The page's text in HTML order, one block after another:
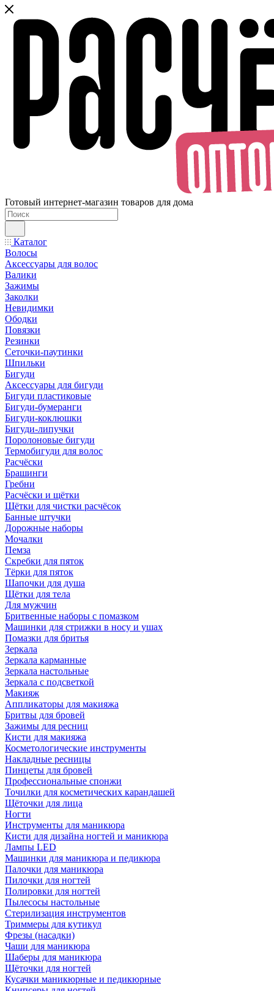
Готовый интернет-магазин товаров для дома
Каталог
Волосы
Аксессуары для волос
Валики
Зажимы
Заколки
Невидимки
Ободки
Повязки
Резинки
Сеточки-паутинки
Шпильки
Бигуди
Аксессуары для бигуди
Бигуди пластиковые
Бигуди-бумеранги
Бигуди-коклюшки
Бигуди-липучки
Поролоновые бигуди
Термобигуди для волос
Расчёски
Брашинги
Гребни
Расчёски и щётки
Щётки для чистки расчёсок
Банные штучки
Дорожные наборы
Мочалки
Пемза
Скребки для пяток
Тёрки для пяток
Шапочки для душа
Щётки для тела
Для мужчин
Бритвенные наборы с помазком
Машинки для стрижки в носу и ушах
Помазки для бритья
Зеркала
Зеркала карманные
Зеркала настольные
Зеркала с подсветкой
Макияж
Аппликаторы для макияжа
Бритвы для бровей
Зажимы для ресниц
Кисти для макияжа
Косметологические инструменты
Накладные ресницы
Пинцеты для бровей
Профессиональные спонжи
Точилки для косметических карандашей
Щёточки для лица
Ногти
Инструменты для маникюра
Кисти для дизайна ногтей и маникюра
Лампы LED
Машинки для маникюра и педикюра
Палочки для маникюра
Пилочки для ногтей
Полировки для ногтей
Пылесосы настольные
Стерилизация инструментов
Триммеры для кутикул
Фрезы (насадки)
Чаши для маникюра
Шаберы для маникюра
Щёточки для ногтей
Кусачки маникюрные и педикюрные